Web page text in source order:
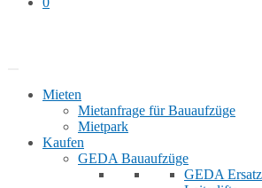
Mieten
Mietanfrage für Bauaufzüge
Mietpark
Kaufen
GEDA Bauaufzüge
GEDA